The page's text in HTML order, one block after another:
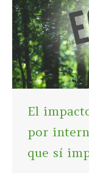
El
por
que sí